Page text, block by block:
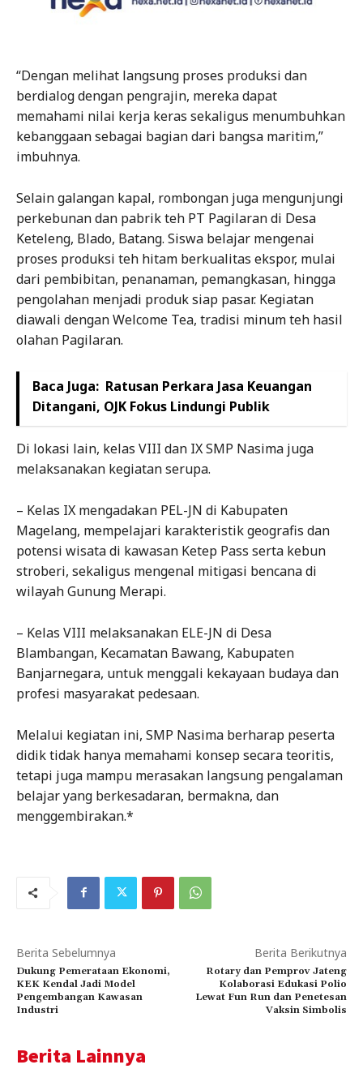
“Dengan melihat langsung proses produksi dan
berdialog dengan pengrajin, mereka dapat
memahami nilai kerja keras sekaligus menumbuhkan
kebanggaan sebagai bagian dari bangsa maritim,”
imbuhnya.
Selain galangan kapal, rombongan juga mengunjungi
perkebunan dan pabrik teh PT Pagilaran di Desa
Keteleng, Blado, Batang. Siswa belajar mengenai
proses produksi teh hitam berkualitas ekspor, mulai
dari pembibitan, penanaman, pemangkasan, hingga
pengolahan menjadi produk siap pasar. Kegiatan
diawali dengan Welcome Tea, tradisi minum teh hasil
olahan Pagilaran.
Baca Juga: Ratusan Perkara Jasa Keuangan
Ditangani, OJK Fokus Lindungi Publik
Di lokasi lain, kelas VIII dan IX SMP Nasima juga
melaksanakan kegiatan serupa.
– Kelas IX mengadakan PEL-JN di Kabupaten
Magelang, mempelajari karakteristik geografis dan
potensi wisata di kawasan Ketep Pass serta kebun
stroberi, sekaligus mengenal mitigasi bencana di
wilayah Gunung Merapi.
– Kelas VIII melaksanakan ELE-JN di Desa
Blambangan, Kecamatan Bawang, Kabupaten
Banjarnegara, untuk menggali kekayaan budaya dan
profesi masyarakat pedesaan.
Melalui kegiatan ini, SMP Nasima berharap peserta
didik tidak hanya memahami konsep secara teoritis,
tetapi juga mampu merasakan langsung pengalaman
belajar yang berkesadaran, bermakna, dan
menggembirakan.*
Berita Sebelumnya
Dukung Pemerataan Ekonomi,
KEK Kendal Jadi Model
Pengembangan Kawasan
Industri
Berita Berikutnya
Rotary dan Pemprov Jateng
Kolaborasi Edukasi Polio
Lewat Fun Run dan Penetesan
Vaksin Simbolis
Berita Lainnya